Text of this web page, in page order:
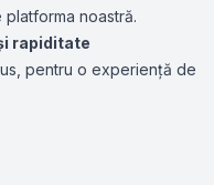
noastră.
rapiditate
pentru o experiență de